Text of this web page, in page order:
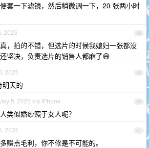
套一下滤镜，然后稍微调一下，20 张两小时
48
2025
，拍的不错，但选片的时候我媳妇一张都没
坚决，负责选片的销售人都麻了😄
49
2025
明天的
50
5, 2025 via iPhone
类似婚纱照于女人呢？
51
2025
赚点毛利，你不修是不可能的。